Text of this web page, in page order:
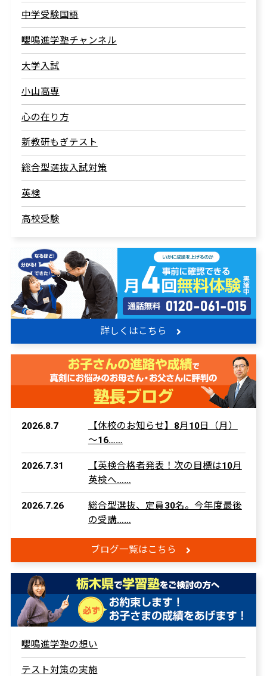
中学受験国語
嚶鳴進学塾チャンネル
大学入試
小山高専
心の在り方
新教研もぎテスト
総合型選抜入試対策
英検
高校受験
詳しくはこちら
2026.8.7
【休校のお知らせ】8月10日（月）
～16……
2026.7.31
【英検合格者発表！次の目標は10月
英検へ……
2026.7.26
総合型選抜、定員30名。今年度最後
の受講……
ブログ一覧はこちら
嚶鳴進学塾の想い
テスト対策の実施